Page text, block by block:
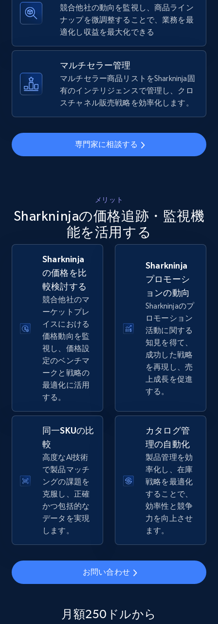
TikTok Shop - Collect TikTok shop products
by keywords search
URL, Title, Available, Description, Currency, Initial
price, Final price, Discount percent, and more.
5.4K+ 667+ 今すぐ始める
Amazon sellers info
info, Stars, Feedbacks, Return policy, and more.
2.5K+ 378+ 今すぐ始める
URL, Product id, Title, Seller name, Seller rating,
Seller reviews, Breadcrumbs, Root category, and
more.
2.5K+
eBay - Gather data on products using
specified keywords
URL, Product id, Title, Seller name, Seller rating,
Seller reviews, Breadcrumbs, Root category, and
more.
2.5K+ 359+ 今すぐ始める
eBay - Collect products from shops on eBay
URL, Product id, Title, Seller name, Seller rating,
競合他社の動向を監視し、商品ライン
ナップを微調整することで、業務を最
適化し収益を最大化できる
マルチセラー管理
マルチセラー商品リストをSharkninja固
有のインテリジェンスで管理し、クロ
スチャネル販売戦略を効率化します。
専門家に相談する
メリット
Sharkninjaの価格追跡・監視機
能を活用する
Sharkninja
の価格を比
較検討する
競合他社のマ
ーケットプレ
イスにおける
価格動向を監
視し、価格設
定のベンチマ
ークと戦略の
最適化に活用
する。
Sharkninja
プロモーシ
ョンの動向
Sharkninjaのプ
ロモーション
活動に関する
知見を得て、
成功した戦略
を再現し、売
上成長を促進
する。
同一SKUの比
較
高度なAI技術
で製品マッチ
ングの課題を
克服し、正確
かつ包括的な
データを実現
します。
カタログ管
理の自動化
製品管理を効
率化し、在庫
戦略を最適化
することで、
効率性と競争
力を向上させ
ます。
お問い合わせ
月額250ドルから